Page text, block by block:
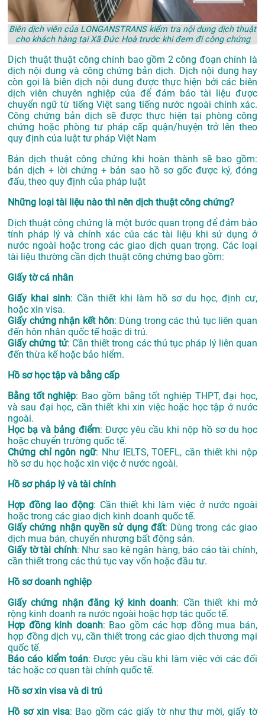
Biên dịch viên của LONGANSTRANS kiểm tra nội dung dịch thuật
cho khách hàng tại Xã Đức Hoà trước khi đem đi công chứng
Dịch thuật thuật công chính bao gồm 2 công đoạn chính là
dịch nội dung và công chứng bản dịch. Dịch nội dung hay
còn gọi là biên dịch nội dung được thực hiện bởi các biên
dịch viên chuyên nghiệp của để đảm bảo tài liệu được
chuyển ngữ từ tiếng Việt sang tiếng nước ngoài chính xác.
Công chứng bản dịch sẽ được thực hiện tại phòng công
chứng hoặc phòng tư pháp cấp quận/huyện trở lên theo
quy định của luật tư pháp Việt Nam
Bản dịch thuật công chứng khi hoàn thành sẽ bao gồm:
bản dịch + lời chứng + bản sao hồ sơ gốc được ký, đóng
đấu, theo quy định của pháp luật
Những loại tài liệu nào thì nên dịch thuật công chứng?
Dịch thuật công chứng là một bước quan trọng để đảm bảo
tính pháp lý và chính xác của các tài liệu khi sử dụng ở
nước ngoài hoặc trong các giao dịch quan trọng. Các loại
tài liệu thường cần dịch thuật công chứng bao gồm:
Giấy tờ cá nhân
Giấy khai sinh: Cần thiết khi làm hồ sơ du học, định cư,
hoặc xin visa.
Giấy chứng nhận kết hôn: Dùng trong các thủ tục liên quan
đến hôn nhân quốc tế hoặc di trú.
Giấy chứng tử: Cần thiết trong các thủ tục pháp lý liên quan
đến thừa kế hoặc bảo hiểm.
Hồ sơ học tập và bằng cấp
Bằng tốt nghiệp: Bao gồm bằng tốt nghiệp THPT, đại học,
và sau đại học, cần thiết khi xin việc hoặc học tập ở nước
ngoài.
Học bạ và bảng điểm: Được yêu cầu khi nộp hồ sơ du học
hoặc chuyển trường quốc tế.
Chứng chỉ ngôn ngữ: Như IELTS, TOEFL, cần thiết khi nộp
hồ sơ du học hoặc xin việc ở nước ngoài.
Hồ sơ pháp lý và tài chính
Hợp đồng lao động: Cần thiết khi làm việc ở nước ngoài
hoặc trong các giao dịch kinh doanh quốc tế.
Giấy chứng nhận quyền sử dụng đất: Dùng trong các giao
dịch mua bán, chuyển nhượng bất động sản.
Giấy tờ tài chính: Như sao kê ngân hàng, báo cáo tài chính,
cần thiết trong các thủ tục vay vốn hoặc đầu tư.
Hồ sơ doanh nghiệp
Giấy chứng nhận đăng ký kinh doanh: Cần thiết khi mở
rộng kinh doanh ra nước ngoài hoặc hợp tác quốc tế.
Hợp đồng kinh doanh: Bao gồm các hợp đồng mua bán,
hợp đồng dịch vụ, cần thiết trong các giao dịch thương mại
quốc tế.
Báo cáo kiểm toán: Được yêu cầu khi làm việc với các đối
tác hoặc cơ quan tài chính quốc tế.
Hồ sơ xin visa và di trú
Hồ sơ xin visa: Bao gồm các giấy tờ như thư mời, giấy tờ